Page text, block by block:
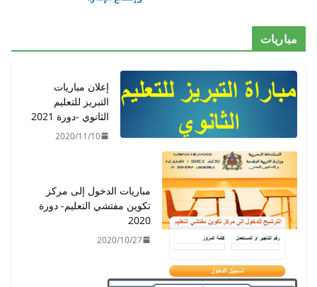
مباريات
إعلان مباريات
التبريز للتعليم
الثانوي -دورة 2021
2020/11/10
مباريات الدخول إلى مركز
تكوين مفتشي التعليم- دورة
2020
2020/10/27